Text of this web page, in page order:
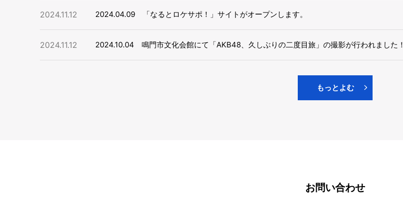
2024.11.12 2024.04.09 「なるとロケサポ！」サイトがオープンします。
2024.11.12 2024.10.04 鳴門市文化会館にて「AKB48、久しぶりの二度目旅」の撮影が行われました！
もっとよむ
お問い合わせ